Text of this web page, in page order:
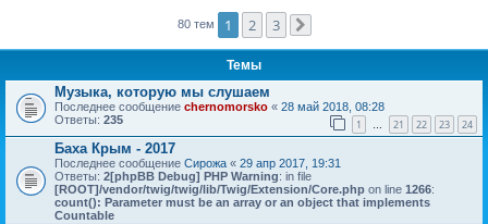
80 тем 1 2 3
Темы
Музыка, которую мы слушаем
Последнее сообщение chernomorsko « 28 май 2018, 08:28
Ответы: 235 1 … 21 22 23 24
Баха Крым - 2017
Последнее сообщение Сирожа « 29 апр 2017, 19:31
Ответы: 2[phpBB Debug] PHP Warning: in file
[ROOT]/vendor/twig/twig/lib/Twig/Extension/Core.php on line 1266:
count(): Parameter must be an array or an object that implements
Countable